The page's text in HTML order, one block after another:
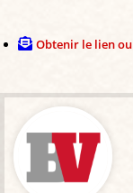
Obtenir le lien